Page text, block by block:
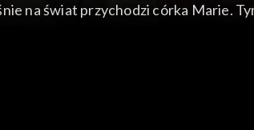
na świat przychodzi córka Marie.